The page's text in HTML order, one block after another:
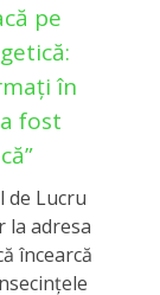
pe
în
fost
de Lucru
la adresa
încearcă